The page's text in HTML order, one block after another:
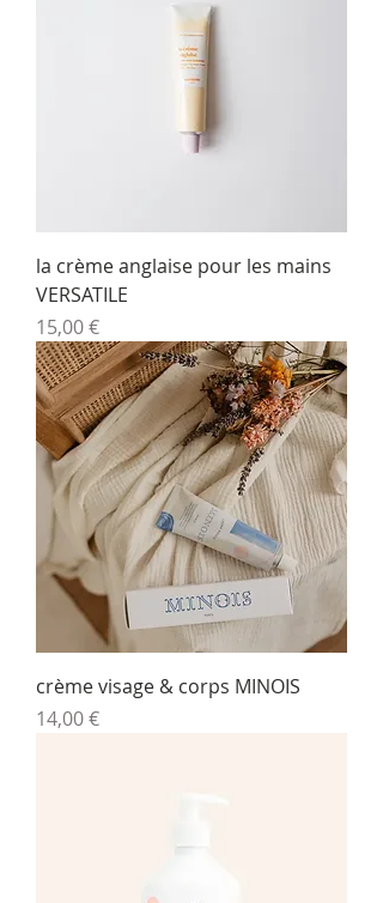
la crème anglaise pour les mains
VERSATILE
Prix
15,00 €
crème visage & corps MINOIS
Prix
14,00 €